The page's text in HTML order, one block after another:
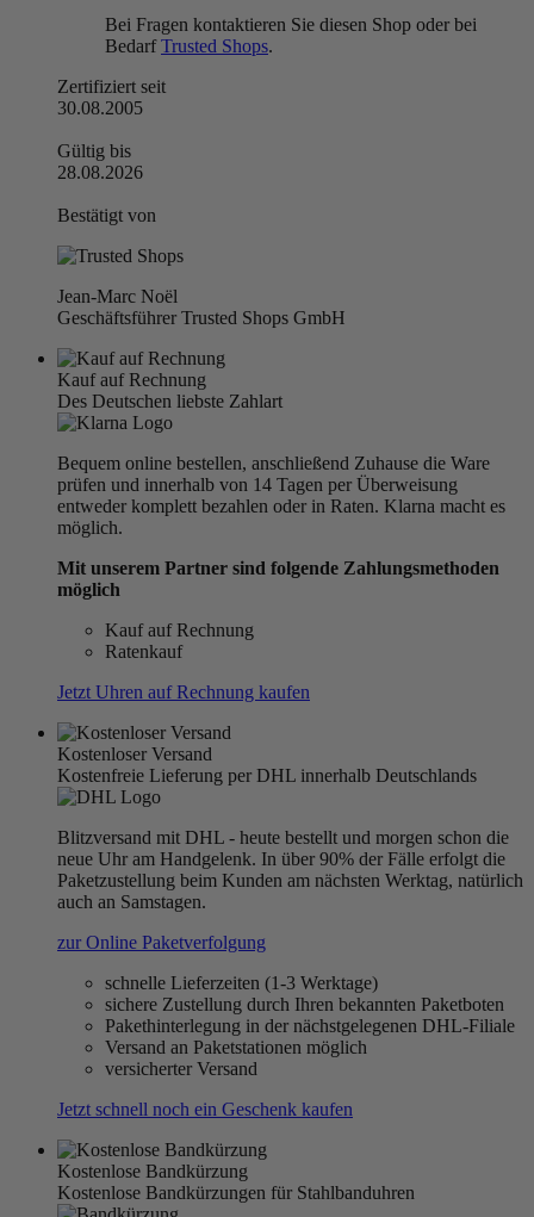
Bei Fragen kontaktieren Sie diesen Shop oder bei
BedarfTrusted Shops.
Zertifiziert seit
30.08.2005
Gültig bis
28.08.2026
Bestätigt von
Jean-Marc Noël
Geschäftsführer Trusted Shops GmbH
Kauf auf Rechnung
Des Deutschen liebste Zahlart
Bequem online bestellen, anschließend Zuhause die Ware
prüfen und innerhalb von 14 Tagen per Überweisung
entweder komplett bezahlen oder in Raten. Klarna macht es
möglich.
Mit unserem Partner sind folgende Zahlungsmethoden
möglich
Kauf auf Rechnung
Ratenkauf
Jetzt Uhren auf Rechnung kaufen
Kostenloser Versand
Kostenfreie Lieferung per DHL innerhalb Deutschlands
Blitzversand mit DHL - heute bestellt und morgen schon die
neue Uhr am Handgelenk. In über 90% der Fälle erfolgt die
Paketzustellung beim Kunden am nächsten Werktag, natürlich
auch an Samstagen.
zur Online Paketverfolgung
schnelle Lieferzeiten (1-3 Werktage)
sichere Zustellung durch Ihren bekannten Paketboten
Pakethinterlegung in der nächstgelegenen DHL-Filiale
Versand an Paketstationen möglich
versicherter Versand
Jetzt schnell noch ein Geschenk kaufen
Kostenlose Bandkürzung
Kostenlose Bandkürzungen für Stahlbanduhren